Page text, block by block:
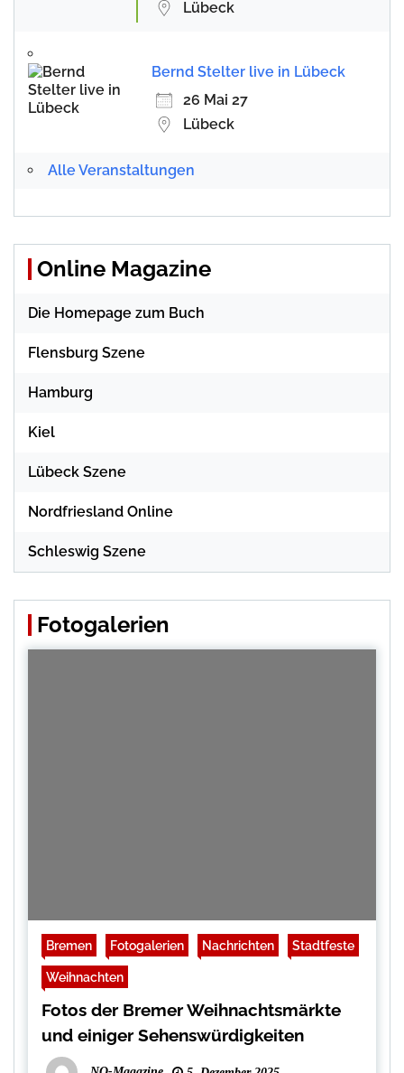
Lübeck
Bernd Stelter live in Lübeck
26 Mai 27
Lübeck
Alle Veranstaltungen
Online Magazine
Die Homepage zum Buch
Flensburg Szene
Hamburg
Kiel
Lübeck Szene
Nordfriesland Online
Schleswig Szene
Fotogalerien
Bremen Fotogalerien Nachrichten Stadtfeste
Weihnachten
Fotos der Bremer Weihnachtsmärkte
und einiger Sehenswürdigkeiten